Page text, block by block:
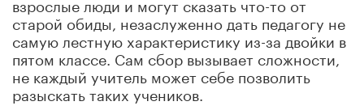
старой обиды, незаслуженно дать педагогу не
самую лестную характеристику из-за двойки в
пятом классе. Сам сбор вызывает сложности,
не каждый учитель может себе позволить
разыскать таких учеников.